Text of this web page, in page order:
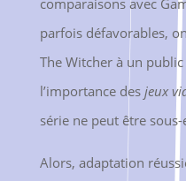
comparaisons avec
parfois défavorables,
The Witcher à un
l’importance des jeux
série ne peut être
Alors, adaptation